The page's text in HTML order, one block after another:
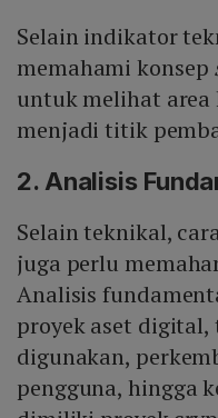
Selain indikator
memahami konsep
untuk melihat area
menjadi titik
2. Analisis
Selain teknikal,
juga perlu
Analisis
proyek aset
digunakan,
pengguna, hingga